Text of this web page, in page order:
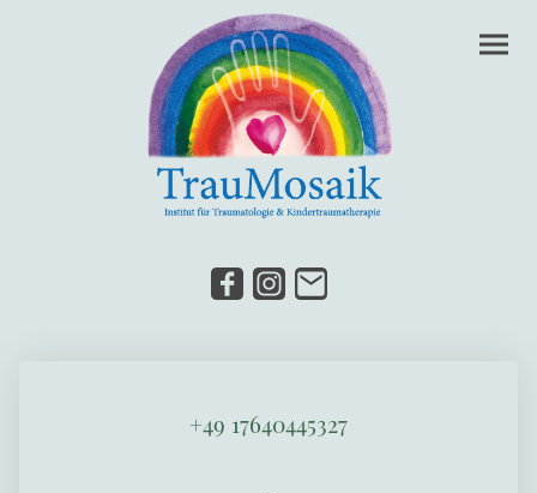
+49 17640445327